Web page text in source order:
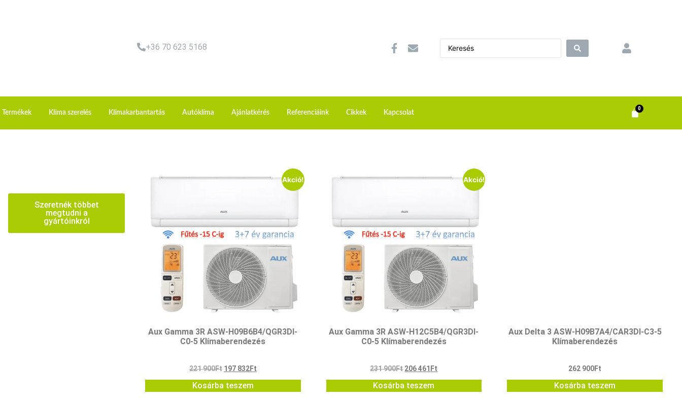
+36 70 623 5168
Termékek Klíma szerelés Klímakarbantartás Autóklíma Ajánlatkérés Referenciáink Cikkek Kapcsolat
0
Szeretnék többet
megtudni a
gyártóinkról
Akció!
Aux Gamma 3R ASW-H09B6B4/QGR3DI-
C0-5 Klímaberendezés
221 900Ft 197 832Ft
Kosárba teszem
Akció!
Aux Gamma 3R ASW-H12C5B4/QGR3DI-
C0-5 Klímaberendezés
231 900Ft 206 461 Ft
Kosárba teszem
Aux Delta 3 ASW-H09B7A4/CAR3DI-C3-5
Klímaberendezés
262 900Ft
Kosárba teszem